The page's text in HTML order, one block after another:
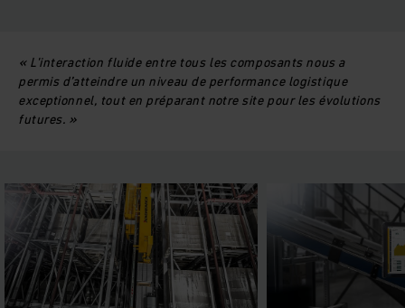
« L'interaction fluide entre tous les composants nous a
permis d’atteindre un niveau de performance logistique
exceptionnel, tout en préparant notre site pour les évolutions
futures. »